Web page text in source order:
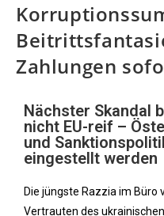
Zahlungen
Nächster Skandal
nicht EU-reif –
und
eingestellt werden
Die jüngste Razzia im
Vertrauten des